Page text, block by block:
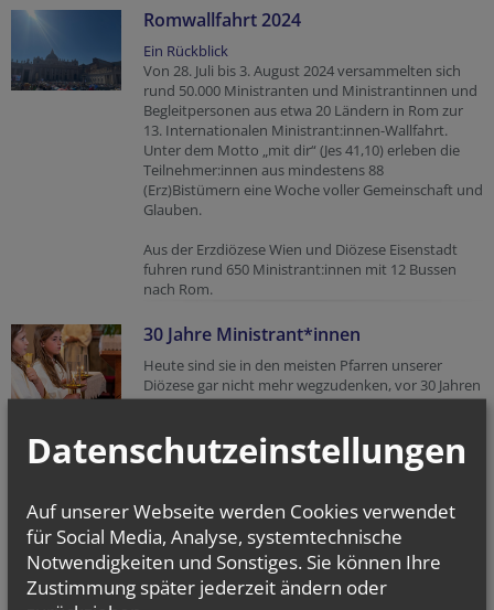
Romwallfahrt 2024
Ein Rückblick
Von 28. Juli bis 3. August 2024 versammelten sich
rund 50.000 Ministranten und Ministrantinnen und
Begleitpersonen aus etwa 20 Ländern in Rom zur
13. Internationalen Ministrant:innen-Wallfahrt.
Unter dem Motto „mit dir“ (Jes 41,10) erleben die
Teilnehmer:innen aus mindestens 88
(Erz)Bistümern eine Woche voller Gemeinschaft und
Glauben.
Aus der Erzdiözese Wien und Diözese Eisenstadt
fuhren rund 650 Ministrant:innen mit 12 Bussen
nach Rom.
30 Jahre Ministrant*innen
Heute sind sie in den meisten Pfarren unserer
Diözese gar nicht mehr wegzudenken, vor 30 Jahren
hingegen stand noch die Frage im Raum, ob es sie
Aber wie kam es dazu, dass Mädchen und Frauen
nicht ministrieren durften, ja sogar ein
Spiele für Ministrant*innen
Kaum eine Mini-Gruppenstunde, in der nicht das
eine oder andere Spiel gespielt wird. Viele dieser
Spiele funktionieren jedoch oder sind nur lustig,
Datenschutzeinstellungen
Auf unserer Webseite werden Cookies verwendet
für Social Media, Analyse, systemtechnische
Notwendigkeiten und Sonstiges. Sie können Ihre
Zustimmung später jederzeit ändern oder